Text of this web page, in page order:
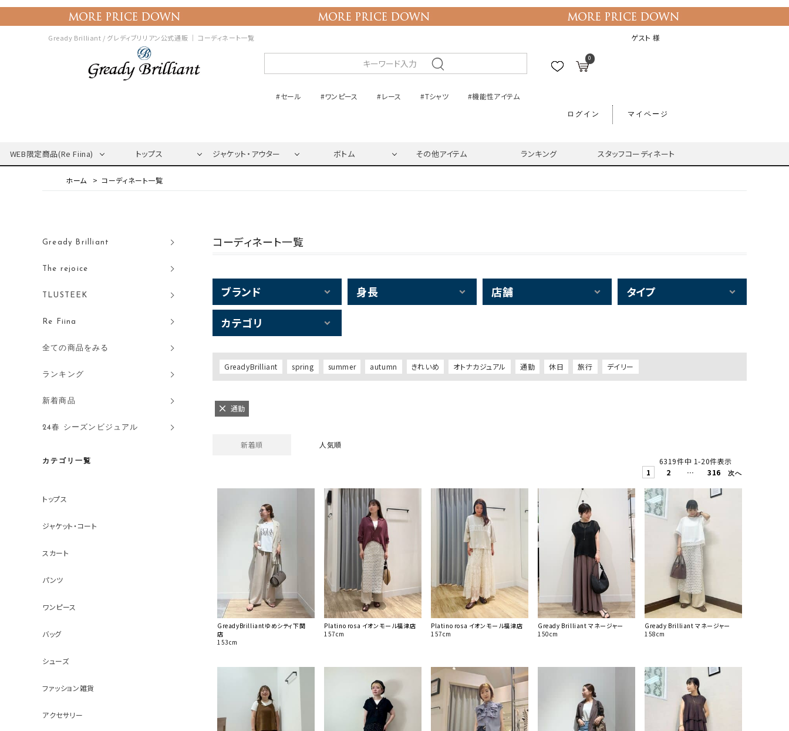
Gready Brilliant / グレディブリリアン公式通販 ｜ コーディネート一覧 ゲスト 様
0
#セール #ワンピース #レース #Tシャツ #機能性アイテム
ログイン マイページ
WEB限定商品(Re Fiina) トップス ジャケット・アウター ボトム その他アイテム ランキング スタッフコーディネート
コーディネート一覧
Gready Brilliant
The rejoice
TLUSTEEK
Re Fiina
全ての商品をみる
ランキング
新着商品
24春 シーズンビジュアル
カテゴリ一覧
トップス
ジャケット・コート
スカート
パンツ
ワンピース
バッグ
シューズ
ファッション雑貨
アクセサリー
コーディネート一覧
ブランド 身長 店舗 タイプ
カテゴリ
GreadyBrilliant spring summer autumn きれいめ オトナカジュアル 通勤 休日 旅行 デイリー
通勤
新着順
人気順
6319件中 1-20件表示
1
2 … 316
GreadyBrilliantゆめシティ下関
店
153cm
Platino rosa イオンモール福津店
157cm
Platino rosa イオンモール福津店
157cm
Gready Brilliant マネージャー
150cm
Gready Brilliant マネージャー
158cm